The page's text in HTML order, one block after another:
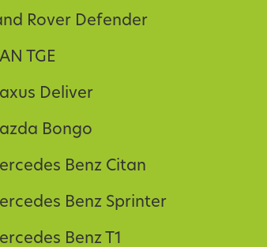
Rover Defender
TGE
Deliver
Bongo
Benz Citan
Benz Sprinter
Benz T1